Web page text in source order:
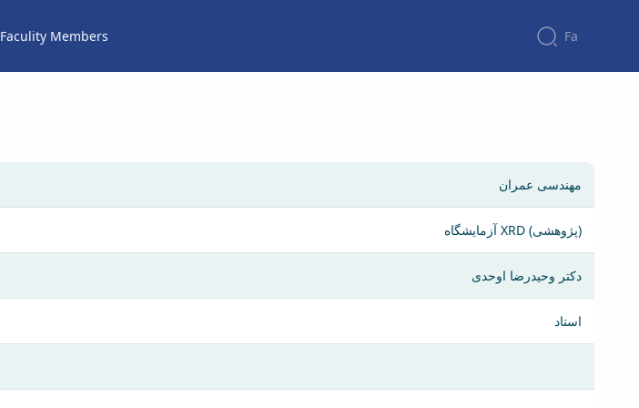
Faculity Members Fa
مهندسی عمران
آزمایشگاه XRD (پژوهشی)
دکتر وحیدرضا اوحدی
استاد